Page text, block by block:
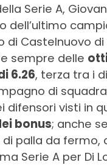
Serie A,
dell’ultimo
di Castelnuovo
sempre delle
6.26, terza tra i
di
difensori visti in
bonus; anche
palla da fermo,
Serie A per